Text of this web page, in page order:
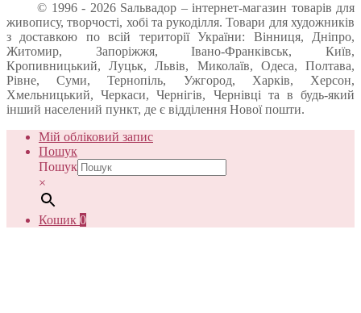
© 1996 - 2026 Sальвадор – інтернет-магазин товарів для
живопису, творчості, хобі та рукоділля. Товари для художників
з доставкою по всій території України: Вінниця, Дніпро,
Житомир, Запоріжжя, Івано-Франківськ, Київ,
Кропивницький, Луцьк, Львів, Миколаїв, Одеса, Полтава,
Рівне, Суми, Тернопіль, Ужгород, Харків, Херсон,
Хмельницький, Черкаси, Чернігів, Чернівці та в будь-який
інший населений пункт, де є відділення Нової пошти.
Мій обліковий запис
Пошук
Пошук
×
Кошик 0